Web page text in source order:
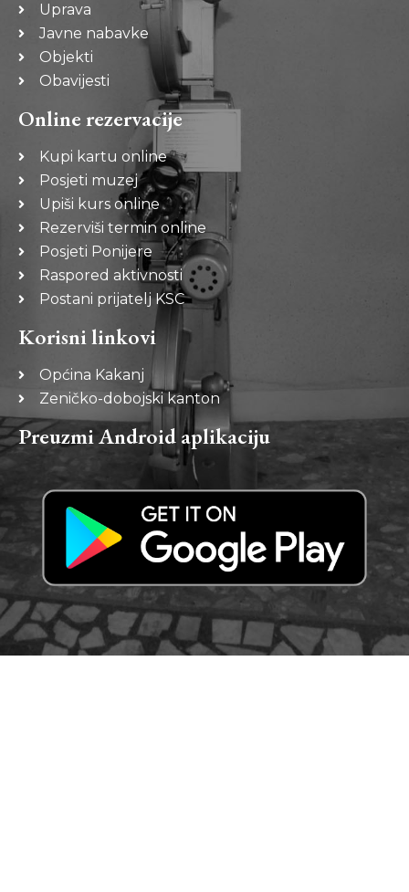
Uprava
Javne nabavke
Objekti
Obavijesti
Online rezervacije
Kupi kartu online
Posjeti muzej
Upiši kurs online
Rezerviši termin online
Posjeti Ponijere
Raspored aktivnosti
Postani prijatelj KSC
Korisni linkovi
Općina Kakanj
Zeničko-dobojski kanton
Preuzmi Android aplikaciju